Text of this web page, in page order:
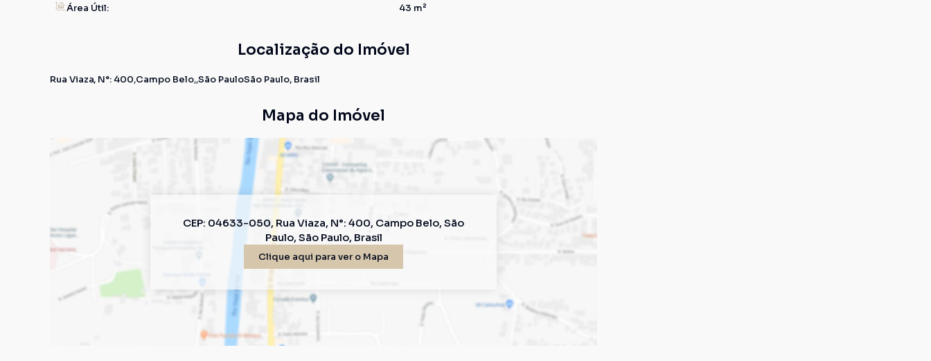
Área Útil: 43 m²
Localização do Imóvel
Rua Viaza, N°: 400 Campo Belo São PauloSão Paulo, Brasil
Mapa do Imóvel
CEP: 04633-050, Rua Viaza, N°: 400, Campo Belo, São
Paulo, São Paulo, Brasil
Clique aqui para ver o Mapa